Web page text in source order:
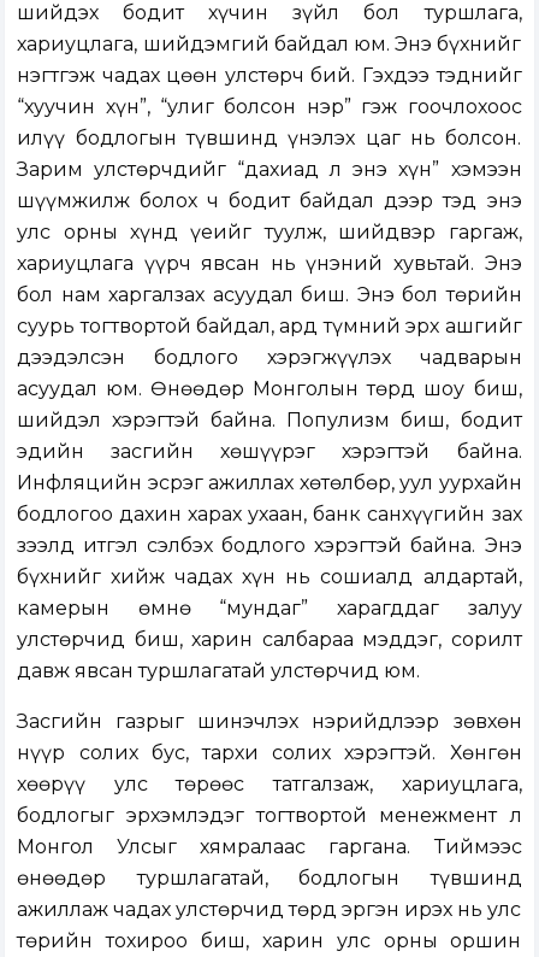
шийдэх бодит хүчин зүйл бол туршлага,
хариуцлага, шийдэмгий байдал юм. Энэ бүхнийг
нэгтгэж чадах цөөн улстөрч бий. Гэхдээ тэднийг
“хуучин хүн”, “улиг болсон нэр” гэж гоочлохоос
илүү бодлогын түвшинд үнэлэх цаг нь болсон.
Зарим улстөрчдийг “дахиад л энэ хүн” хэмээн
шүүмжилж болох ч бодит байдал дээр тэд энэ
улс орны хүнд үеийг туулж, шийдвэр гаргаж,
хариуцлага үүрч явсан нь үнэний хувьтай. Энэ
бол нам харгалзах асуудал биш. Энэ бол төрийн
суурь тогтвортой байдал, ард түмний эрх ашгийг
дээдэлсэн бодлого хэрэгжүүлэх чадварын
асуудал юм. Өнөөдөр Монголын төрд шоу биш,
шийдэл хэрэгтэй байна. Популизм биш, бодит
эдийн засгийн хөшүүрэг хэрэгтэй байна.
Инфляцийн эсрэг ажиллах хөтөлбөр, уул уурхайн
бодлогоо дахин харах ухаан, банк санхүүгийн зах
зээлд итгэл сэлбэх бодлого хэрэгтэй байна. Энэ
бүхнийг хийж чадах хүн нь сошиалд алдартай,
камерын өмнө “мундаг” харагддаг залуу
улстөрчид биш, харин салбараа мэддэг, сорилт
давж явсан туршлагатай улстөрчид юм.
Засгийн газрыг шинэчлэх нэрийдлээр зөвхөн
нүүр солих бус, тархи солих хэрэгтэй. Хөнгөн
хөөрүү улс төрөөс татгалзаж, хариуцлага,
бодлогыг эрхэмлэдэг тогтвортой менежмент л
Монгол Улсыг хямралаас гаргана. Тиймээс
өнөөдөр туршлагатай, бодлогын түвшинд
ажиллаж чадах улстөрчид төрд эргэн ирэх нь улс
төрийн тохироо биш, харин улс орны оршин